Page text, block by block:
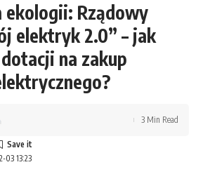
ekologii: Rządowy
elektryk 2.0” – jak
na zakup
03 13:23
3 Min Read